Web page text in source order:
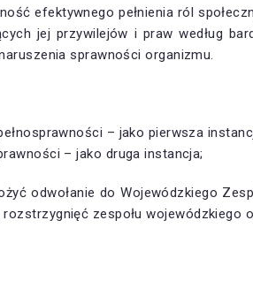
efektywnego pełnienia ról
jej przywilejów i praw według
sprawności organizmu.
– jako pierwsza
– jako druga instancja;
odwołanie do Wojewódzkiego
zespołu wojewódzkiego